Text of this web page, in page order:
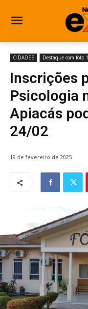
CIDADES Destaque com foto 1
Inscrições
Psicologia
Apiacás
24/02
19 de fevereiro de 2025